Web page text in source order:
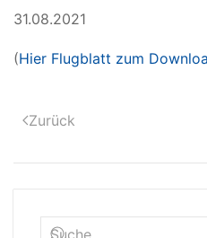
31.08.2021
(Hier Flugblatt zum
Zurück